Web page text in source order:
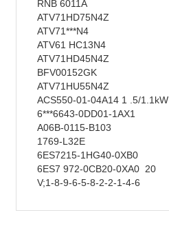
RNB 6011A
ATV71HD75N4Z
ATV71***N4
ATV61 HC13N4
ATV71HD45N4Z
BFV00152GK
ATV71HU55N4Z
ACS550-01-04A14 1 .5/1.1kW
6***6643-0DD01-1AX1
A06B-0115-B103
1769-L32E
6ES7215-1HG40-0XB0
6ES7 972-0CB20-0XA0 20
V;1-8-9-6-5-8-2-2-1-4-6